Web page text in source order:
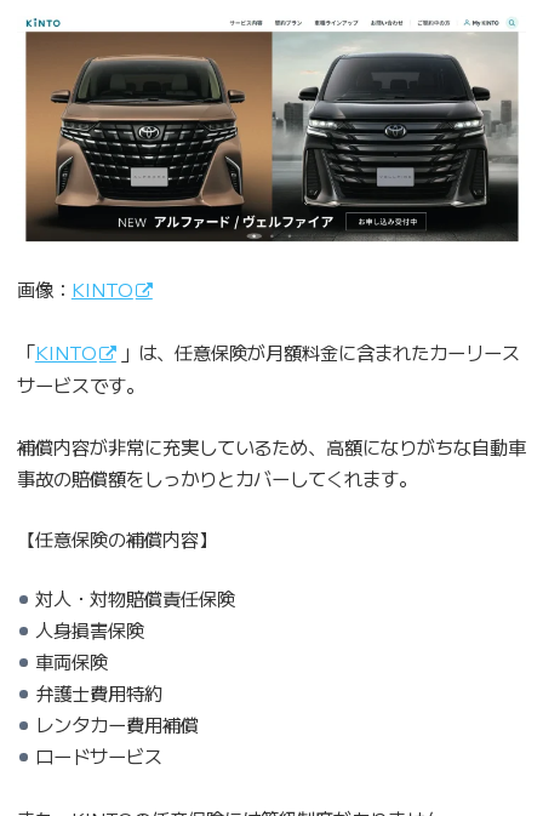
画像： KINTO
「KINTO
」は、任意保険が月額料金に含まれたカーリース
サービスです。
補償内容が非常に充実しているため、高額になりがちな自動車
事故の賠償額をしっかりとカバーしてくれます。
【任意保険の補償内容】
対人・対物賠償責任保険
人身損害保険
車両保険
弁護士費用特約
レンタカー費用補償
ロードサービス